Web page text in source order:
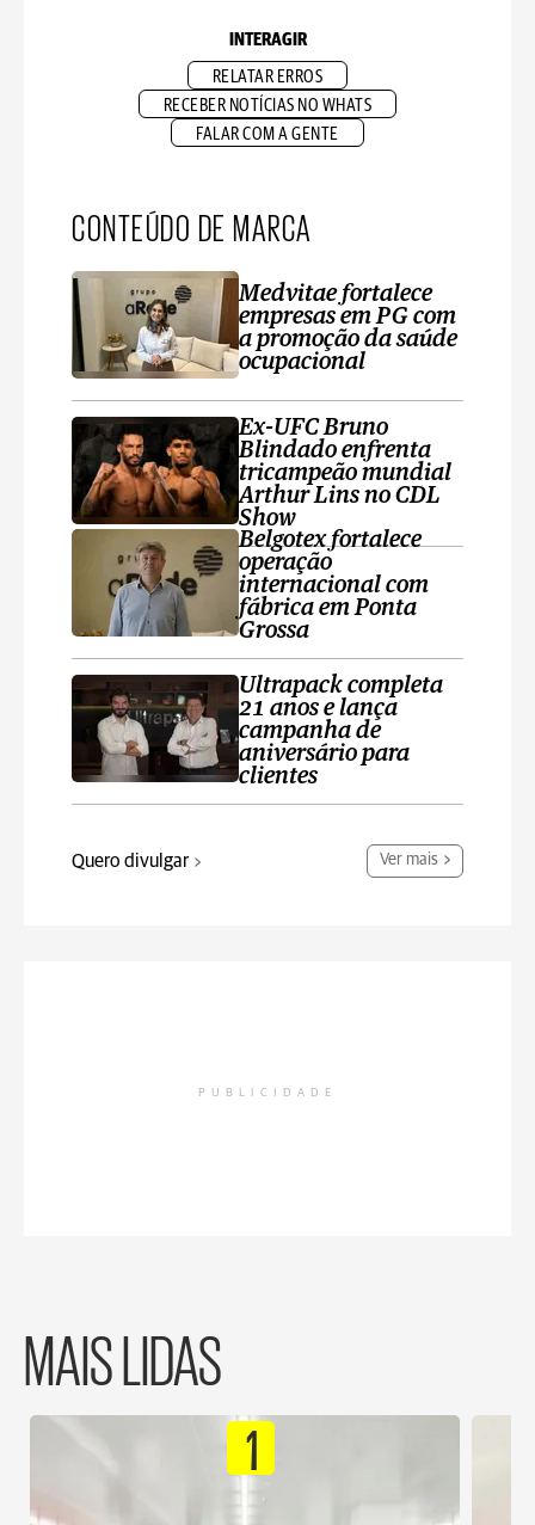
INTERAGIR
RELATAR ERROS
RECEBER NOTÍCIAS NO WHATS
FALAR COM A GENTE
CONTEÚDO DE MARCA
Medvitae fortalece
empresas em PG com
a promoção da saúde
ocupacional
Ex-UFC Bruno
Blindado enfrenta
tricampeão mundial
Arthur Lins no CDL
Show
Belgotex fortalece
operação
internacional com
fábrica em Ponta
Grossa
Ultrapack completa
21 anos e lança
campanha de
aniversário para
clientes
Quero divulgar Ver mais
PUBLICIDADE
MAIS LIDAS
1